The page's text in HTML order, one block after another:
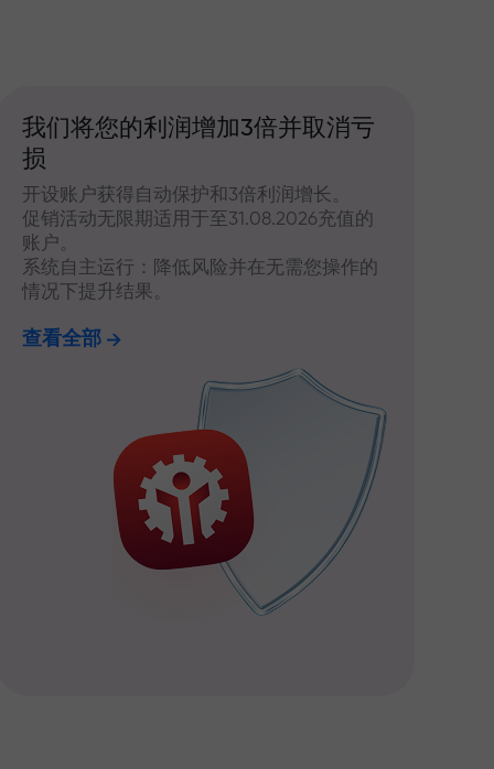
我们将您的利润增加3倍并取消亏
损
开设账户获得自动保护和3倍利润增长。
促销活动无限期适用于至31.08.2026充值的
账户。
系统自主运行：降低风险并在无需您操作的
情况下提升结果。
查看全部